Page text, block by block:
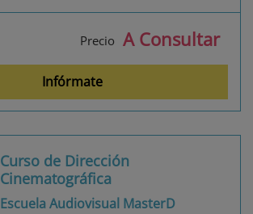
Precio A Consultar
Infórmate
Curso de Dirección
Cinematográfica
Escuela Audiovisual MasterD